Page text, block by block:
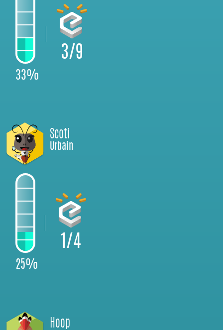
33%
3/9
Scoti
Urbain
25%
1/4
Hoop